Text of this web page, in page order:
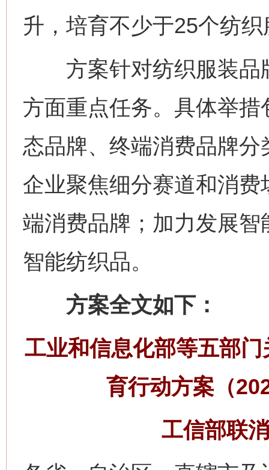
升，培育不少于25个纺
方案针对纺织服装品
方面重点任务。具体举
态品牌、终端消费品牌
企业聚焦细分赛道和消
端消费品牌；加力发展
智能纺织品。
方案全文如下：
工业和信息化部等五部
育行动方案（
工信部联